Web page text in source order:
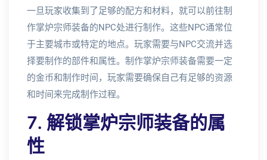
一旦玩家收集到了足够的配方和材料，就可以前往制
作掌炉宗师装备的NPC处进行制作。这些NPC通常位
于主要城市或特定的地点。玩家需要与NPC交流并选
择要制作的部件和属性。制作掌炉宗师装备需要一定
的金币和制作时间，玩家需要确保自己有足够的资源
和时间来完成制作过程。
7. 解锁掌炉宗师装备的属
性